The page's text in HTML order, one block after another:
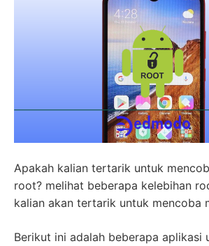
Apakah kalian tertarik untuk
root? melihat beberapa kelebihan
kalian akan tertarik untuk mencoba
Berikut ini adalah beberapa aplikasi